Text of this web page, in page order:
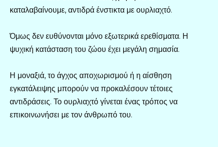
καταλαβαίνουμε, αντιδρά ένστικτα με ουρλιαχτό.
Όμως δεν ευθύνονται μόνο εξωτερικά ερεθίσματα. Η
ψυχική κατάσταση του ζώου έχει μεγάλη σημασία.
Η μοναξιά, το άγχος αποχωρισμού ή η αίσθηση
εγκατάλειψης μπορούν να προκαλέσουν τέτοιες
αντιδράσεις. Το ουρλιαχτό γίνεται ένας τρόπος να
επικοινωνήσει με τον άνθρωπό του.